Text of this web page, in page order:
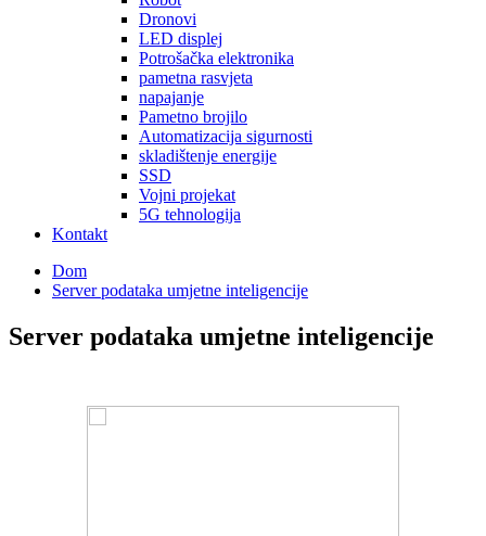
Dronovi
LED displej
Potrošačka elektronika
pametna rasvjeta
napajanje
Pametno brojilo
Automatizacija sigurnosti
skladištenje energije
SSD
Vojni projekat
5G tehnologija
Kontakt
Dom
Server podataka umjetne inteligencije
Server podataka umjetne inteligencije